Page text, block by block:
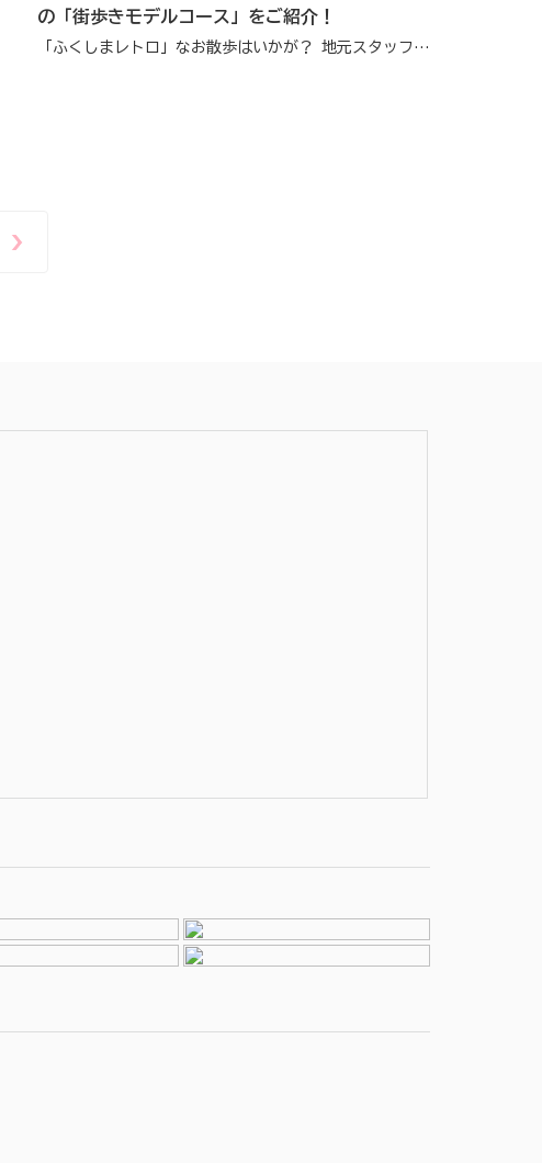
の「街歩きモデルコース」をご紹介！
「ふくしまレトロ」なお散歩はいかが？ 地元スタッフ厳選の立ち寄りポイント